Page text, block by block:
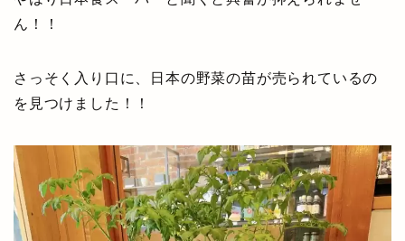
ん！！
さっそく入り口に、日本の野菜の苗が売られているの
を見つけました！！